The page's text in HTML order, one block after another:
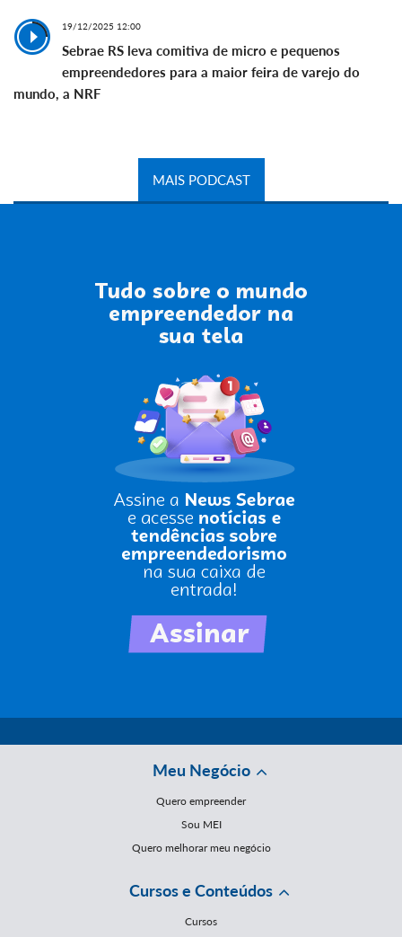
19/12/2025 12:00
Sebrae RS leva comitiva de micro e pequenos
empreendedores para a maior feira de varejo do
mundo, a NRF
MAIS PODCAST
Meu Negócio
Quero empreender
Sou MEI
Quero melhorar meu negócio
Cursos e Conteúdos
Cursos